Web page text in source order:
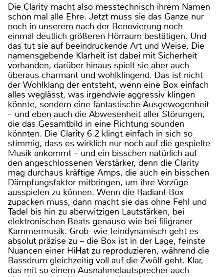
Die Clarity macht also messtechnisch ihrem Namen
schon mal alle Ehre. Jetzt muss sie das Ganze nur
noch in unserem nach der Renovierung noch
einmal deutlich größeren Hörraum bestätigen. Und
das tut sie auf beeindruckende Art und Weise. Die
namensgebende Klarheit ist dabei mit Sicherheit
vorhanden, darüber hinaus spielt sie aber auch
überaus charmant und wohlklingend. Das ist nicht
der Wohlklang der entsteht, wenn eine Box einfach
alles weglässt, was irgendwie aggressiv klingen
könnte, sondern eine fantastische Ausgewogenheit
– und eben auch die Abwesenheit aller Störungen,
die das Gesamtbild in eine Richtung sounden
könnten. Die Clarity 6.2 klingt einfach in sich so
stimmig, dass es wirklich nur noch auf die gespielte
Musik ankommt – und ein bisschen natürlich auf
den angeschlossenen Verstärker, denn die Clarity
mag durchaus kräftige Amps, die auch ein bisschen
Dämpfungsfaktor mitbringen, um ihre Vorzüge
ausspielen zu können. Wenn die Radiant-Box
zupacken muss, dann macht sie das ohne Fehl und
Tadel bis hin zu aberwitzigen Lautstärken, bei
elektronischen Beats genauso wie bei filigraner
Kammermusik. Grob- wie feindynamisch geht es
absolut präzise zu – die Box ist in der Lage, feinste
Nuancen einer HiHat zu reproduzieren, während die
Bassdrum gleichzeitig voll auf die Zwölf geht. Klar,
das mit so einem Ausnahmelautsprecher auch